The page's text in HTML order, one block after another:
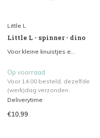
Little L
Little L - spinner - dino
Voor kleine knuistjes e...
Op voorraad
Voor 14.00 besteld, dezelfde
(werk)dag verzonden.
Deliverytime
€10,99